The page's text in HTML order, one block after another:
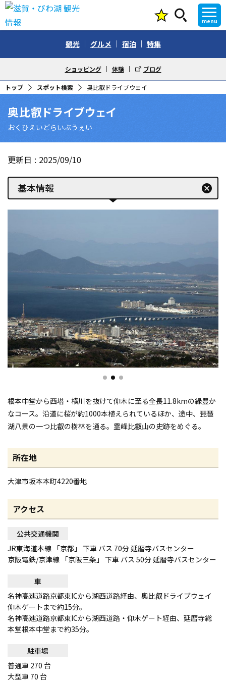
menu
観光 グルメ 宿泊 特集
ショッピング 体験 ブログ
トップ スポット検索 奥比叡ドライブウェイ
奥比叡ドライブウェイ
おくひえいどらいぶうぇい
更新日 2025/09/10
基本情報 cancel
根本中堂から西塔・横川を抜けて仰木に至る全長11.8kmの緑豊か
なコース。沿道に桜が約1000本植えられているほか、途中、琵琶
湖八景の一つ比叡の樹林を通る。霊峰比叡山の史跡をめぐる。
所在地
大津市坂本本町4220番地
アクセス
公共交通機関
JR東海道本線 「京都」 下車 バス 70分 延暦寺バスセンター
京阪電鉄/京津線 「京阪三条」 下車 バス 50分 延暦寺バスセンター
車
名神高速道路京都東ICから湖西道路経由、奥比叡ドライブウェイ
仰木ゲートまで約15分。
名神高速道路京都東ICから湖西道路・仰木ゲート経由、延暦寺総
本堂根本中堂まで約35分。
駐車場
普通車 270 台
大型車 70 台